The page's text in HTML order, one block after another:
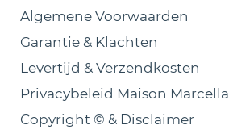
Algemene Voorwaarden
Garantie & Klachten
Levertijd & Verzendkosten
Privacybeleid Maison Marcella
Copyright © & Disclaimer